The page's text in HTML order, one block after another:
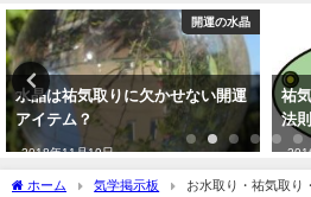
開運の水晶
水晶は祐気取りに欠かせない開運
アイテム？
2018年11月19日
祐
法
ホーム 気学掲示板
お水取り・祐気取り